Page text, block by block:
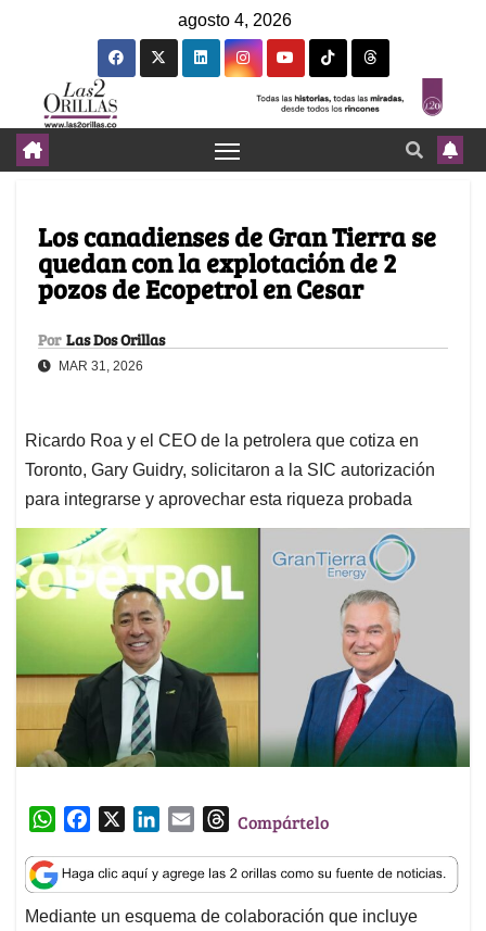
agosto 4, 2026
Los canadienses de Gran Tierra se
quedan con la explotación de 2
pozos de Ecopetrol en Cesar
Por Las Dos Orillas
MAR 31, 2026
Ricardo Roa y el CEO de la petrolera que cotiza en
Toronto, Gary Guidry, solicitaron a la SIC autorización
para integrarse y aprovechar esta riqueza probada
W
a
t
s
c
e
b
n
k
e
a
i
l
T
r
e
a
Compártelo
Mediante un esquema de colaboración que incluye